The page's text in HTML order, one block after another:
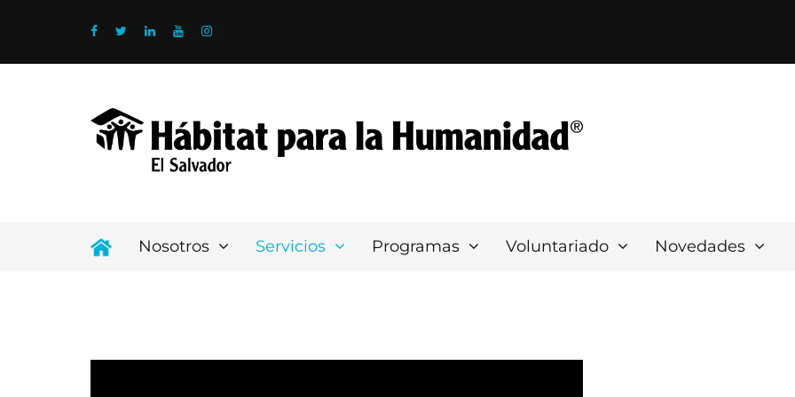
Nosotros Servicios Programas Voluntariado Novedades